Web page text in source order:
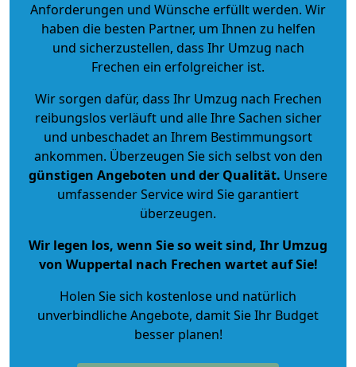
Anforderungen und Wünsche erfüllt werden. Wir
haben die besten Partner, um Ihnen zu helfen
und sicherzustellen, dass Ihr Umzug nach
Frechen ein erfolgreicher ist.
Wir sorgen dafür, dass Ihr Umzug nach Frechen
reibungslos verläuft und alle Ihre Sachen sicher
und unbeschadet an Ihrem Bestimmungsort
ankommen. Überzeugen Sie sich selbst von den
günstigen Angeboten und der Qualität. Unsere
umfassender Service wird Sie garantiert
überzeugen.
Wir legen los, wenn Sie so weit sind, Ihr Umzug
von Wuppertal nach Frechen wartet auf Sie!
Holen Sie sich kostenlose und natürlich
unverbindliche Angebote, damit Sie Ihr Budget
besser planen!